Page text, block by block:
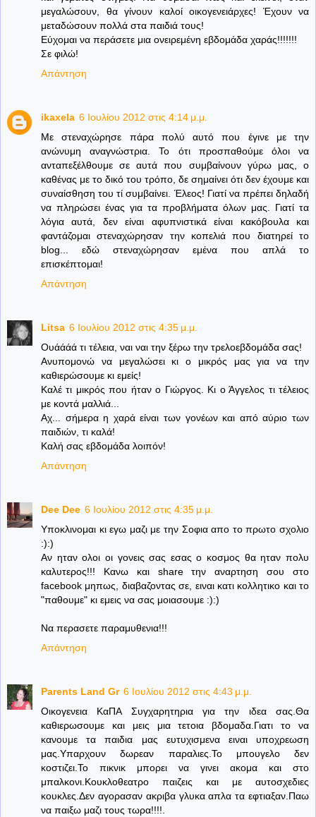
μεγαλώσουν, θα γίνουν καλοί οικογενειάρχες! Έχουν να
μεταδώσουν πολλά στα παιδιά τους!
Εύχομαι να περάσετε μια ονειρεμένη εβδομάδα χαράς!!!!!!!
Σε φιλώ!
Απάντηση
ikaxela 6 Ιουλίου 2012 στις 4:14 μ.μ.
Με στεναχώρησε πάρα πολύ αυτό που έγινε με την
ανώνυμη αναγνώστρια. Το ότι προσπαθούμε όλοι να
ανταπεξέλθουμε σε αυτά που συμβαίνουν γύρω μας, ο
καθένας με το δικό του τρόπο, δε σημαίνει ότι δεν έχουμε και
συναίσθηση του τί συμβαίνει. Έλεος! Γιατί να πρέπει δηλαδή
να πληρώσει ένας για τα προβλήματα όλων μας. Γιατί τα
λόγια αυτά, δεν είναι αφυπνιστικά είναι κακόβουλα και
φαντάζομαι στεναχώρησαν την κοπελιά που διατηρεί το
blog... εδώ στεναχώρησαν εμένα που απλά το
επισκέπτομαι!
Απάντηση
Litsa 6 Ιουλίου 2012 στις 4:35 μ.μ.
Ουάάάά τι τέλεια, ναι ναι την ξέρω την τρελοεβδομάδα σας!
Ανυπομονώ να μεγαλώσει κι ο μικρός μας για να την
καθιερώσουμε κι εμείς!
Καλέ τι μικρός που ήταν ο Γιώργος. Κι ο Άγγελος τι τέλειος
με κοντά μαλλιά...
Αχ... σήμερα η χαρά είναι των γονέων και από αύριο των
παιδιών, τι καλά!
Καλή σας εβδομάδα λοιπόν!
Απάντηση
Dee Dee 6 Ιουλίου 2012 στις 4:35 μ.μ.
Υποκλινομαι κι εγω μαζι με την Σοφια απο το πρωτο σχολιο
:):)
Αν ηταν ολοι οι γονεις σας εσας ο κοσμος θα ηταν πολυ
καλυτερος!!! Κανω και share την αναρτηση σου στο
facebook μηπως, διαβαζοντας σε, ειναι κατι κολλητικο και το
"παθουμε" κι εμεις να σας μοιασουμε :):)
Να περασετε παραμυθενια!!!
Απάντηση
Parents Land Gr 6 Ιουλίου 2012 στις 4:43 μ.μ.
Οικογενεια ΚαΠΑ Συγχαρητηρια για την ιδεα σας.Θα
καθιερωσουμε και μεις μια τετοια βδομαδα.Γιατι το να
κανουμε τα παιδια μας ευτυχισμενα ειναι υποχρεωση
μας.Υπαρχουν δωρεαν παραλιες.Το μπουγελο δεν
κοστιζει.Το πικνικ μπορει να γινει ακομα και στο
μπαλκονι.Κουκλοθεατρο παιζεις και με αυτοσχεδιες
κουκλες.Δεν αγορασαν ακριβα γλυκα απλα τα εφτιαξαν.Παω
να παιξω μαζι τους τωρα!!!!.